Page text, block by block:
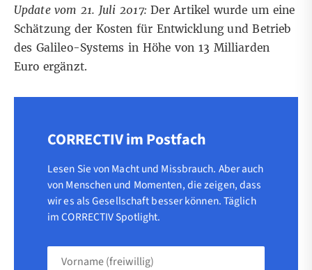
Update vom 21. Juli 2017:Der Artikel wurde um eine
Schätzung der Kosten für Entwicklung und Betrieb
des Galileo-Systems in Höhe von 13 Milliarden
Euro ergänzt.
CORRECTIV im Postfach
Lesen Sie von Macht und Missbrauch. Aber auch
von Menschen und Momenten, die zeigen, dass
wir es als Gesellschaft besser können. Täglich
im CORRECTIV Spotlight.
Vorname